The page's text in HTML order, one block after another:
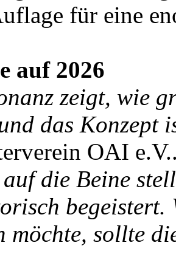
für eine
auf 2026
zeigt, wie
das Konzept
OAI
die Beine
begeistert.
möchte, sollte